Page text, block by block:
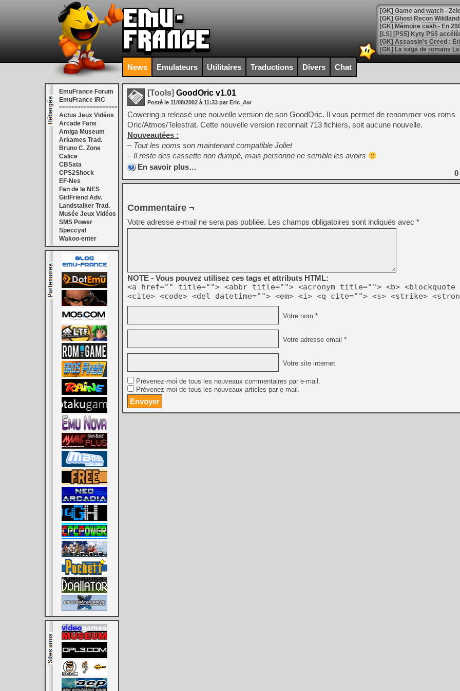
[Mo5] DOOM arrive en
[GK] Bethesda fête les 30
[GK] Roblox : l'action en
[GK] Agenda - GeForce
[GK] Devolver Digital en a
[LS] [PS5] ps5-y2jb-
[GK] Pourquoi Marvel
[GK] Test : Restory : Chill
[GK] GTA 6 : Rockstar
[GK] Hot Wheels Infinite
[GK] Mémoire cash -
[GK] Résultats Nintendo :
[GK] Déjà des
[Mo5] Brickboy cherche à
[GK] Minecraft et ses «
[GK] Beast of
[GK] Ubisoft : fin de partie
[GK] Mémoire cash -
[GK] Dan Houser (GTA)
[GK] Comment EA Sports
[GK] Crimson Moon : un
[GK] Isle of Reveries : le
[GK] Moonlighter 2 : The
[GK] Capcom relance
[Mo5] Deux inédits du
[GK] Le beat'em up The
[GK] Endless Legend 2 :
[LS] [PS5] Premiers
News Emulateurs Utilitaires Traductions Divers Chat
EmuFrance Forum
EmuFrance IRC
===================
Actus Jeux Vidéos
Arcade Fans
Amiga Museum
Arkames Trad.
Bruno C. Zone
Calice
CBSata
CPS2Shock
EF-Nes
Fan de la NES
GirlFriend Adv.
Landstalker Trad.
Musée Jeux Vidéos
SMS Power
Speccyal
Wakoo-enter
[Tools] GoodOric v1.01
Posté le 11/08/2002 à 11:33 par Eric_Aw
Cowering a releasé une nouvelle version de son GoodOric. Il vous permet de renommer vos roms
Oric/Atmos/Telestrat. Cette nouvelle version reconnait 713 fichiers, soit aucune nouvelle.
Nouveautées :
– Tout les noms son maintenant compatible Joliet
– Il reste des cassette non dumpé, mais personne ne semble les avoirs
En savoir plus…
0
Commentaire ¬
Votre adresse e-mail ne sera pas publiée. Les champs obligatoires sont indiqués avec *
NOTE - Vous pouvez utilisez ces tags et attributs HTML:
<a href="" title=""> <abbr title=""> <acronym title=""> <b> <blockquote
<cite> <code> <del datetime=""> <em> <i> <q cite=""> <s> <strike>
Votre nom *
Votre adresse email *
Votre site internet
Prévenez-moi de tous les nouveaux commentaires par e-mail.
Prévenez-moi de tous les nouveaux articles par e-mail.